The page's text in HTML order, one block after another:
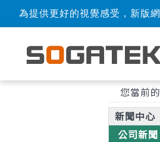
為提供更好的視覺感受，新版
您當前
新聞中心
公司新聞